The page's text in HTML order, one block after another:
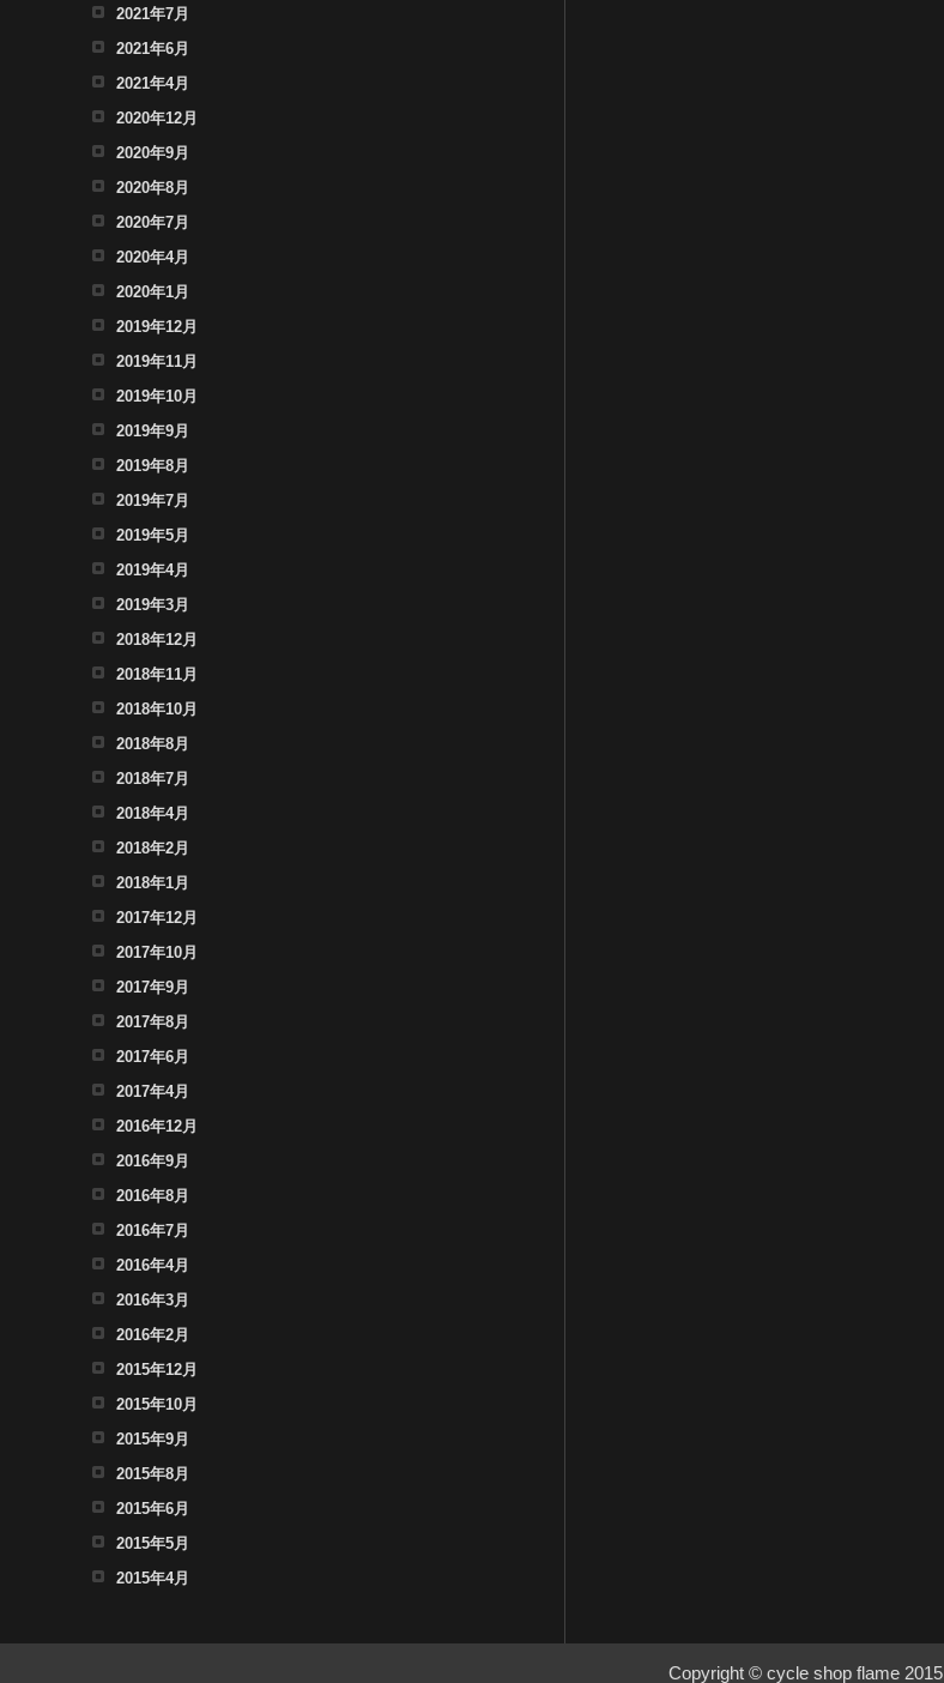
2021年7月
2021年6月
2021年4月
2020年12月
2020年9月
2020年8月
2020年7月
2020年4月
2020年1月
2019年12月
2019年11月
2019年10月
2019年9月
2019年8月
2019年7月
2019年5月
2019年4月
2019年3月
2018年12月
2018年11月
2018年10月
2018年8月
2018年7月
2018年4月
2018年2月
2018年1月
2017年12月
2017年10月
2017年9月
2017年8月
2017年6月
2017年4月
2016年12月
2016年9月
2016年8月
2016年7月
2016年4月
2016年3月
2016年2月
2015年12月
2015年10月
2015年9月
2015年8月
2015年6月
2015年5月
2015年4月
Copyright © cycle shop flame 2015